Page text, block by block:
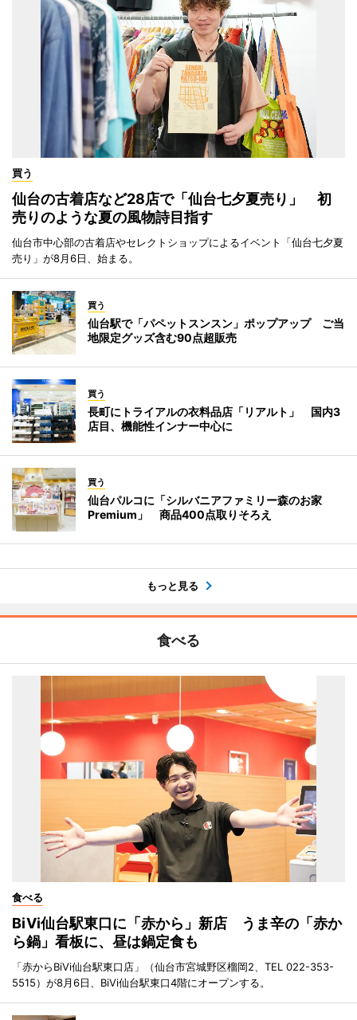
買う
仙台の古着店など28店で「仙台七夕夏売り」 初
売りのような夏の風物詩目指す
仙台市中心部の古着店やセレクトショップによるイベント「仙台七夕夏
売り」が8月6日、始まる。
買う
仙台駅で「パペットスンスン」ポップアップ ご当
地限定グッズ含む90点超販売
買う
長町にトライアルの衣料品店「リアルト」 国内3
店目、機能性インナー中心に
買う
仙台パルコに「シルバニアファミリー森のお家
Premium」 商品400点取りそろえ
もっと見る
食べる
食べる
BiVi仙台駅東口に「赤から」新店 うま辛の「赤か
ら鍋」看板に、昼は鍋定食も
「赤からBiVi仙台駅東口店」（仙台市宮城野区榴岡2、TEL 022-353-
5515）が8月6日、BiVi仙台駅東口4階にオープンする。